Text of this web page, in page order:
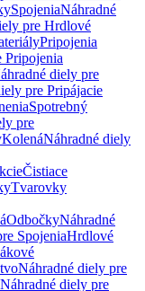
SpojeniaNáhradné
pre Hrdlové
Pripojenia
Pripojenia
diely pre
pre Pripájacie
Spotrebný
pre
KolenáNáhradné diely
Čistiace
Tvarovky
OdbočkyNáhradné
SpojeniaHrdlové
Náhradné diely pre
Náhradné diely pre